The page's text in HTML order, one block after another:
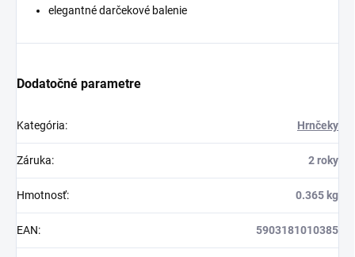
elegantné darčekové balenie
Dodatočné parametre
Kategória: Hrnčeky
Záruka: 2 roky
Hmotnosť: 0.365 kg
EAN: 5903181010385